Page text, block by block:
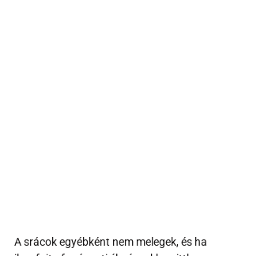
A srácok egyébként nem melegek, és ha